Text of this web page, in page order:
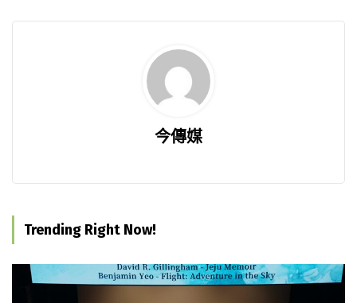
今傳媒
Trending Right Now!